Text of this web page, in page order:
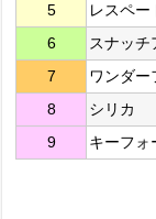
5
レスペー
6
スナッチ
7
ワンダー
8
シリカ
9
キーフォ